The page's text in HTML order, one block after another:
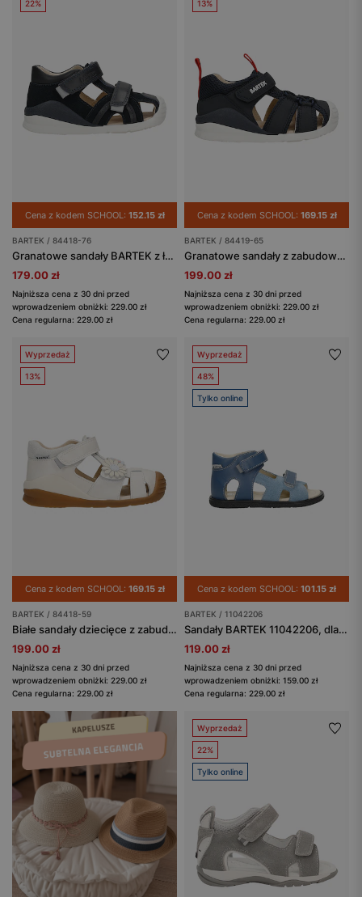
22%
Cena z kodem SCHOOL: 152.15 zł
BARTEK / 84418-76
Granatowe sandały BARTEK z łączonych skór 84418-76
179.00 zł
Najniższa cena z 30 dni przed
wprowadzeniem obniżki: 229.00 zł
Cena regularna: 229.00 zł
13%
Cena z kodem SCHOOL: 169.15 zł
BARTEK / 84419-65
Granatowe sandały z zabudowanym noskiem BARTEK 84419-65
199.00 zł
Najniższa cena z 30 dni przed
wprowadzeniem obniżki: 229.00 zł
Cena regularna: 229.00 zł
Wyprzedaż
13%
Cena z kodem SCHOOL: 169.15 zł
BARTEK / 84418-59
Białe sandały dziecięce z zabudowanym przodem BARTEK 84418-59
199.00 zł
Najniższa cena z 30 dni przed
wprowadzeniem obniżki: 229.00 zł
Cena regularna: 229.00 zł
Wyprzedaż
48%
Tylko online
Cena z kodem SCHOOL: 101.15 zł
BARTEK / 11042206
Sandały BARTEK 11042206, dla chłopców, granatowo-niebieski
119.00 zł
Najniższa cena z 30 dni przed
wprowadzeniem obniżki: 159.00 zł
Cena regularna: 229.00 zł
Wyprzedaż
22%
Tylko online